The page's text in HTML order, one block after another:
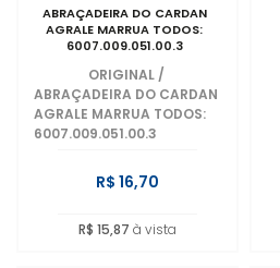
ABRAÇADEIRA DO CARDAN
AGRALE MARRUA TODOS:
6007.009.051.00.3
ORIGINAL /
ABRAÇADEIRA DO CARDAN
AGRALE MARRUA TODOS:
6007.009.051.00.3
R$ 16,70
R$ 15,87 à vista